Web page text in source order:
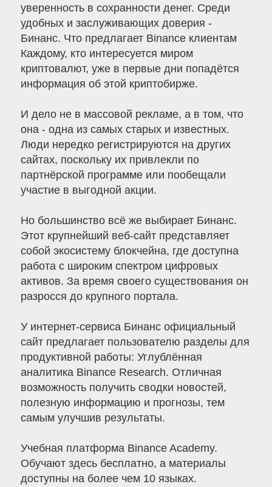
уверенность в сохранности денег. Среди
удобных и заслуживающих доверия -
Бинанс. Что предлагает Binance клиентам
Каждому, кто интересуется миром
криптовалют, уже в первые дни попадётся
информация об этой криптобирже.
И дело не в массовой рекламе, а в том, что
она - одна из самых старых и известных.
Люди нередко регистрируются на других
сайтах, поскольку их привлекли по
партнёрской программе или пообещали
участие в выгодной акции.
Но большинство всё же выбирает Бинанс.
Этот крупнейший веб-сайт представляет
собой экосистему блокчейна, где доступна
работа с широким спектром цифровых
активов. За время своего существования он
разросся до крупного портала.
У интернет-сервиса Бинанс официальный
сайт предлагает пользователю разделы для
продуктивной работы: Углублённая
аналитика Binance Research. Отличная
возможность получить сводки новостей,
полезную информацию и прогнозы, тем
самым улучшив результаты.
Учебная платформа Binance Academy.
Обучают здесь бесплатно, а материалы
доступны на более чем 10 языках.